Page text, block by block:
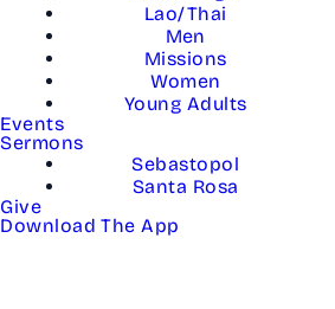
Lao/Thai
Men
Missions
Women
Young Adults
Events
Sermons
Sebastopol
Santa Rosa
Give
Download The App